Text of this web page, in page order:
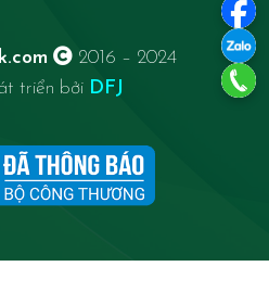
2016 – 2024
triển bởi DFJ